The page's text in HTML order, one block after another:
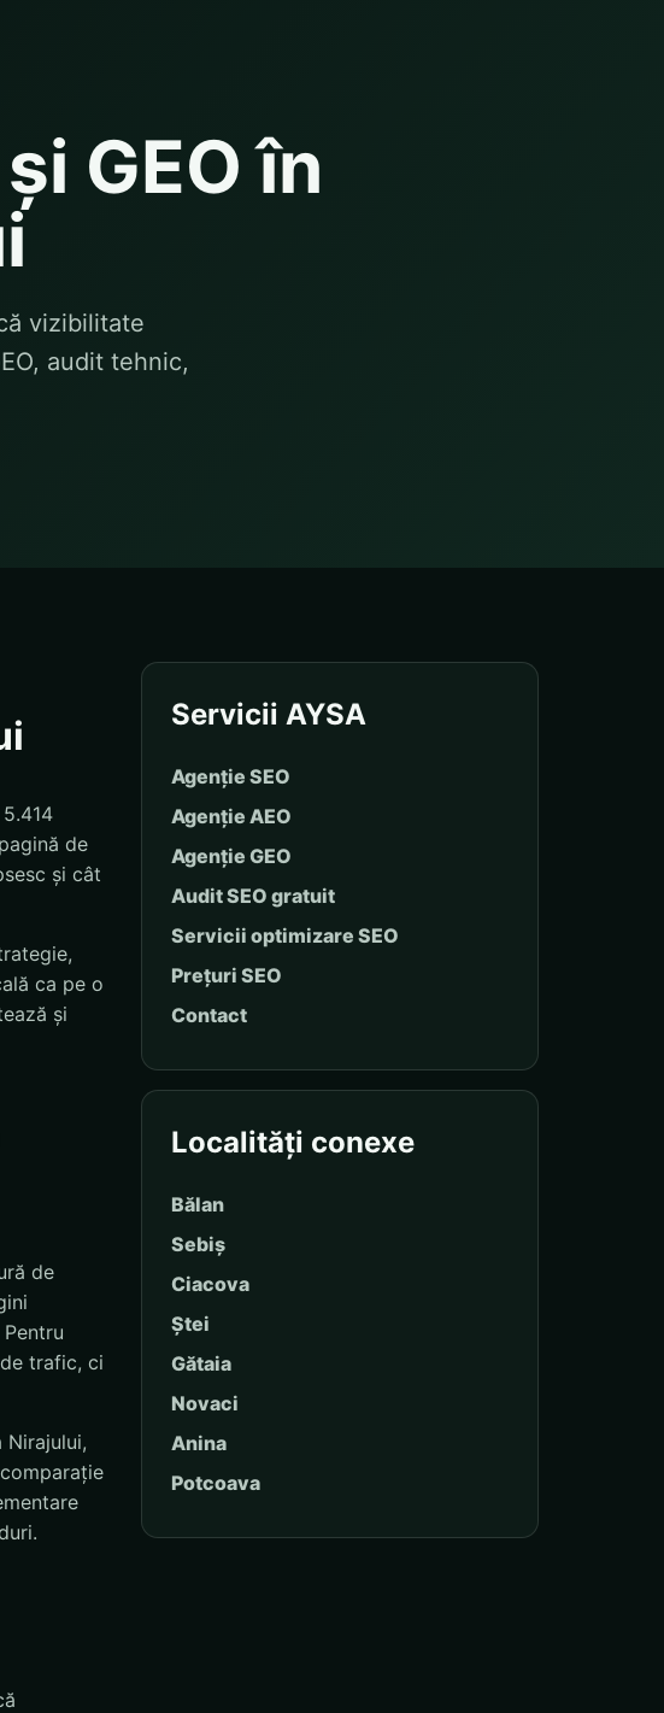
GEO în
vizibilitate
audit tehnic,
de
și cât
ca pe o
și
de
trafic, ci
Nirajului,
Servicii AYSA
Agenție SEO
Agenție AEO
Agenție GEO
Audit SEO gratuit
Servicii optimizare SEO
Prețuri SEO
Contact
Localități conexe
Bălan
Sebiș
Ciacova
Ștei
Gătaia
Novaci
Anina
Potcoava